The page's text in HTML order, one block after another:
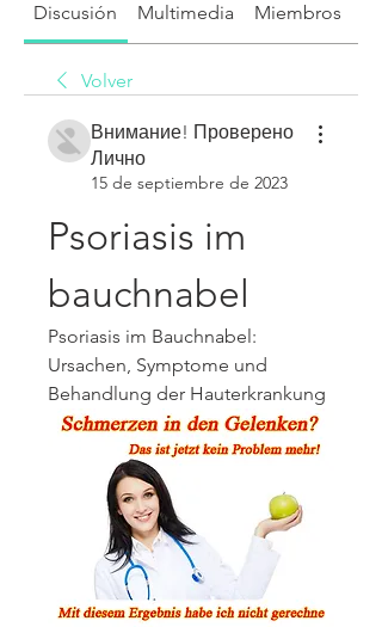
Discusión Multimedia Miembros
Volver
Внимание! Проверено
Лично
15 de septiembre de 2023
Psoriasis im
bauchnabel
Psoriasis im Bauchnabel:
Ursachen, Symptome und
Behandlung der Hauterkrankung